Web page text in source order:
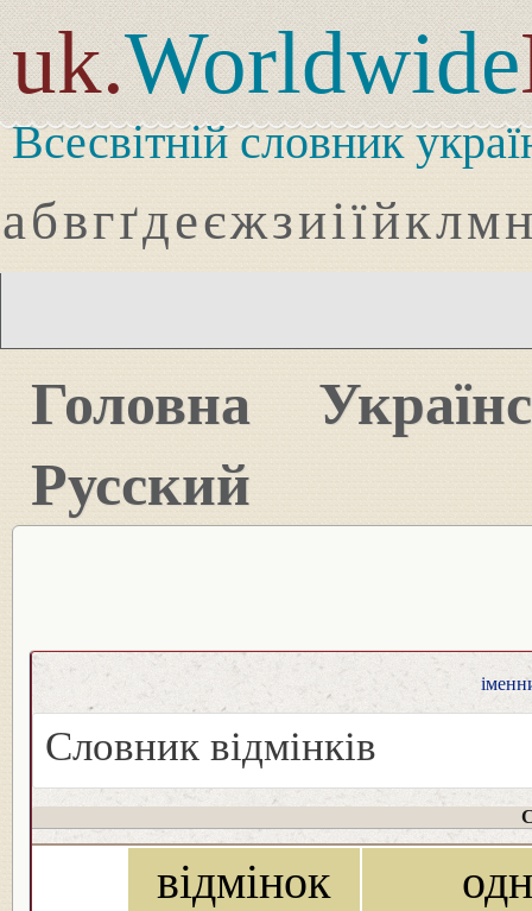
uk.Worldwide
Всесвітній словник
абвгґдеєжзиіїйклмн
Головна
Русский
Словник відмінків
відмінок